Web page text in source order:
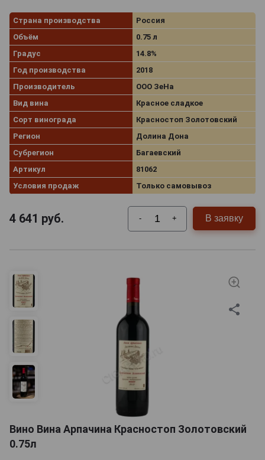
Страна производства
Россия
Объём
0.75 л
Градус
14.8%
Год производства
2018
Производитель
ООО ЗеНа
Вид вина
Красное сладкое
Сорт винограда
Красностоп Золотовский
Регион
Долина Дона
Субрегион
Багаевский
Артикул
81062
Условия продаж
Только самовывоз
4 641 руб. - + В заявку
Вино Вина Арпачина Красностоп Золотовский
0.75л